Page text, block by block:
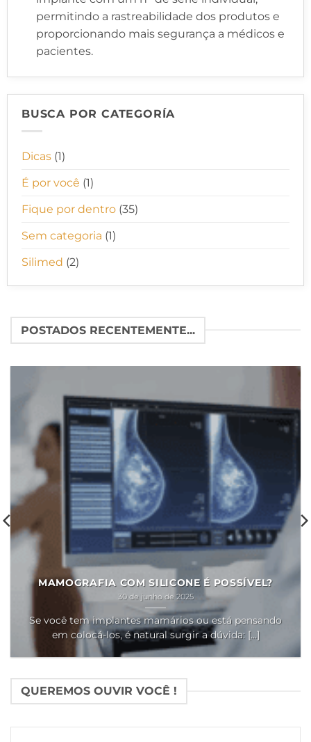
permitindo a rastreabilidade dos produtos e
proporcionando mais segurança a médicos e
pacientes.
BUSCA POR CATEGORÍA
Dicas (1)
É por você (1)
Fique por dentro (35)
Sem categoria (1)
Silimed (2)
POSTADOS RECENTEMENTE...
MAMOGRAFIA COM SILICONE É POSSÍVEL?
30 de junho de 2025
Se você tem implantes mamários ou está pensando
em colocá-los, é natural surgir a dúvida: [...]
QUEREMOS OUVIR VOCÊ !